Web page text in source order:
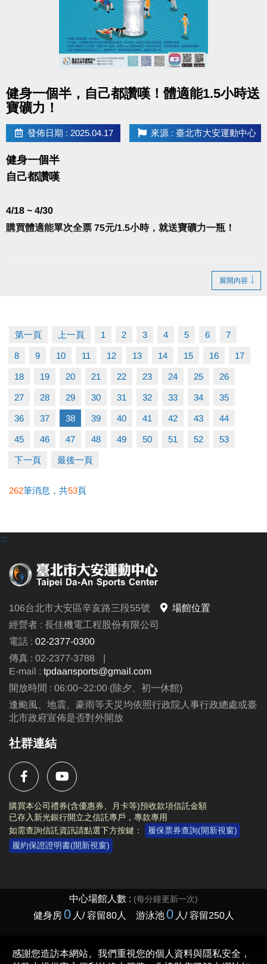
健身一個半，自己都讚嘆！體適能1.5小時送
寶礦力！
發佈日期 : 2025.04.17 來源 : 臺北市大安運動中心
健身一個半
自己都讚嘆
4/18 ~ 4/30
購買體適能單次全票 75元/1.5小時，就送寶礦力一瓶！
※寶礦力數量有限，送完為止。
※入場後，於體適能櫃台出示當日購票證明並簽名，即
可兌換。限當日出場前兌換完成，逾期將不受理。
※須單次購買75元之票種，補票不列入優惠。使用U-
sport條碼刷進場，僅供50元全票，如須使用優惠，敬
請至櫃台購買。
- 可一樓櫃台購票、APP購票。
展開內容
第一頁 上一頁 1 2 3 4 5 6 7
8 9 10 11 12 13 14 15 16 17
18 19 20 21 22 23 24 25 26
27 28 29 30 31 32 33 34 35
36 37 38 39 40 41 42 43 44
45 46 47 48 49 50 51 52 53
下一頁 最後一頁
262筆消息，共53頁
:::
106台北市大安區辛亥路三段55號
場館位置
經營者 : 長佳機電工程股份有限公司
電話 : 02-2377-0300
傳真 : 02-2377-3788
|
E-mail : tpdaansports@gmail.com
開放時間 : 06:00~22:00 (除夕、初一休館)
逢颱風、地震、豪雨等天災均依照行政院人事行政總處或臺
北市政府宣佈是否對外開放
社群連結
購買本公司禮券(含優惠券、月卡等)預收款項信託金額
已存入新光銀行開立之信託專戶，專款專用
如需查詢信託資訊請點選下方按鍵：
履保票券查詢(開新視窗)
履約保證證明書(開新視窗)